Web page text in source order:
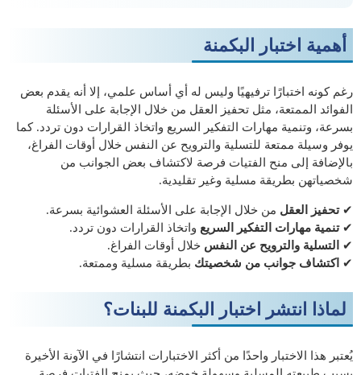
أهمية اختبار البكمنة
رغم كونه اختبارًا ترفيهيًا وليس له أي أساس علمي، إلا أنه يقدم بعض
الفوائد الممتعة، مثل تحفيز العقل من خلال الإجابة على الأسئلة
بسرعة، وتنمية مهارات التفكير السريع واتخاذ القرارات دون تردد. كما
يوفر وسيلة ممتعة للتسلية والترويح عن النفس خلال أوقات الفراغ،
بالإضافة إلى منح الفتيات فرصة لاكتشاف بعض الجوانب من
شخصياتهن بطريقة مسلية وغير تقليدية.
✔تحفيز العقل من خلال الإجابة على الأسئلة العشوائية بسرعة.
✔تنمية مهارات التفكير السريع واتخاذ القرارات دون تردد.
✔
التسلية والترويح عن النفس خلال أوقات الفراغ.
✔ اكتشاف جوانب من شخصيتك بطريقة مسلية وممتعة.
لماذا انتشر اختبار البكمنة للبنات؟
يُعتبر هذا الاختبار واحدًا من أكثر الاختبارات انتشارًا في الآونة الأخيرة